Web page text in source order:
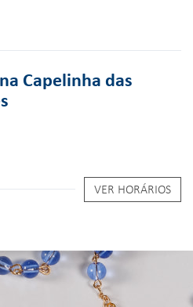
Capelinha das
VER HORÁRIOS